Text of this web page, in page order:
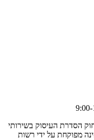
חוק הסדרת העיסוק בשירותי
תשלום, התשפ"ג 2023 ולכן אינה מפוקחת על ידי רשות